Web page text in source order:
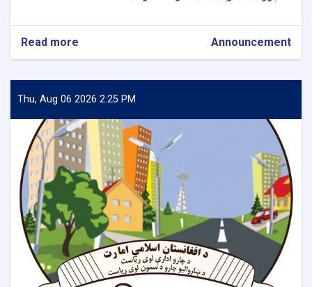
Read more
د
آباد
ښار
صحت
عامی
څلور
لاری
څخه
تر
پاکستا
قونسلګرۍ
پوری
د
سیخداره
کانکریټی
Announcement
Thu, Aug 06 2026 2:25 PM